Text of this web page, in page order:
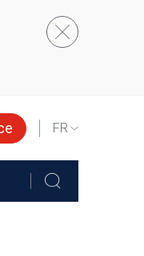
SELECT
LANGUAGE